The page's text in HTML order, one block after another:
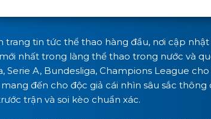
trang tin tức thể thao hàng đầu, nơi cập
nhất trong làng thể thao trong nước và
Serie A, Bundesliga, Champions League
đến cho độc giả cái nhìn sâu sắc
trận và soi kèo chuẩn xác.